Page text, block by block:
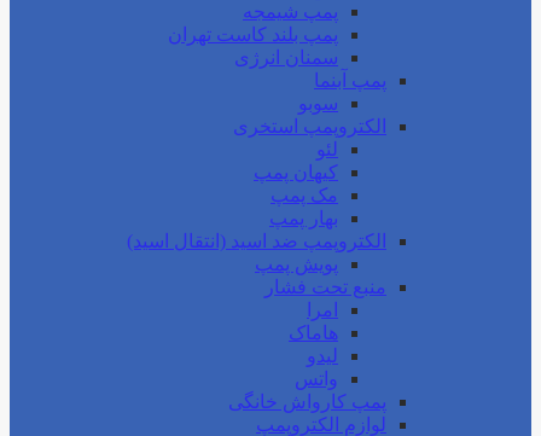
پمپ شیمجه
پمپ بلند کاست تهران
سمنان انرژی
پمپ آبنما
سوبو
الکتروپمپ استخری
لئو
کیهان پمپ
مک پمپ
بهار پمپ
الکتروپمپ ضد اسید (انتقال اسید)
پویش پمپ
منبع تحت فشار
امرا
هاماک
لیدو
واتس
پمپ کارواش خانگی
لوازم الکتروپمپ